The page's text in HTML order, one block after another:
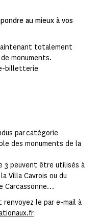
au mieux à vos
totalement
monuments.
billetterie
par catégorie
des monuments de la
3 peuvent être utilisés à
Villa Cavrois ou du
Carcassonne…
le par e-mail à